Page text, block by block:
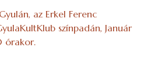
az Erkel Ferenc
színpadán, Január
órakor.